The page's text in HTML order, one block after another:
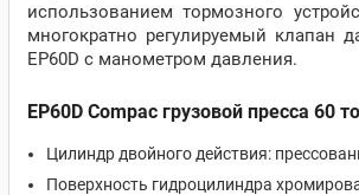
использованием тормозного
многократно регулируемый клапан
EP60D с манометром давления.
EP60D Compac грузовой пресса 60
Цилиндр двойного действия:
Поверхность гидроцилиндра